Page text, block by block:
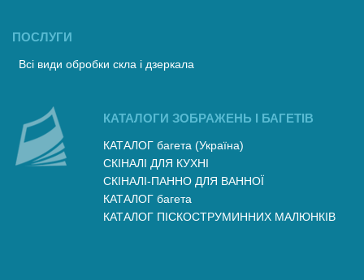
ПОСЛУГИ
Всі види обробки скла і дзеркала
КАТАЛОГИ ЗОБРАЖЕНЬ І БАГЕТІВ
КАТАЛОГ багета (Україна)
СКІНАЛІ ДЛЯ КУХНІ
СКІНАЛІ-ПАННО ДЛЯ ВАННОЇ
КАТАЛОГ багета
КАТАЛОГ ПІСКОСТРУМИННИХ МАЛЮНКІВ